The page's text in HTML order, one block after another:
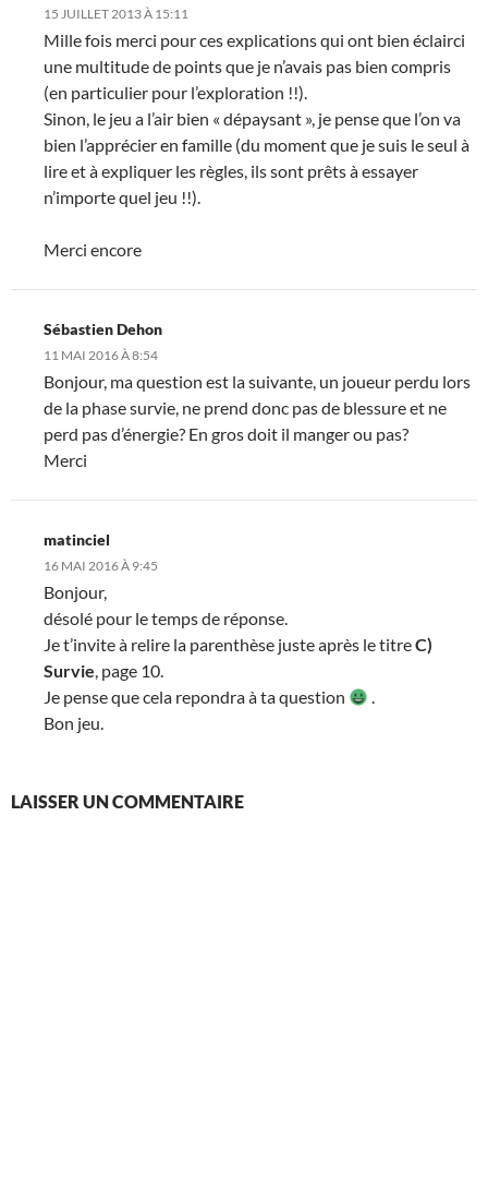
15 JUILLET 2013 À 15:11
Mille fois merci pour ces explications qui ont bien éclairci
une multitude de points que je n’avais pas bien compris
(en particulier pour l’exploration !!).
Sinon, le jeu a l’air bien « dépaysant », je pense que l’on va
bien l’apprécier en famille (du moment que je suis le seul à
lire et à expliquer les règles, ils sont prêts à essayer
n’importe quel jeu !!).
Merci encore
Sébastien Dehon
11 MAI 2016 À 8:54
Bonjour, ma question est la suivante, un joueur perdu lors
de la phase survie, ne prend donc pas de blessure et ne
perd pas d’énergie? En gros doit il manger ou pas?
Merci
matinciel
16 MAI 2016 À 9:45
Bonjour,
désolé pour le temps de réponse.
Je t’invite à relire la parenthèse juste après le titreC)
Survie, page 10.
Je pense que cela repondra à ta question
.
Bon jeu.
LAISSER UN COMMENTAIRE